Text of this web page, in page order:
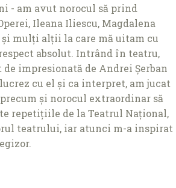
- am avut norocul să prind
Ileana Iliescu, Magdalena
și mulţi alţii la care mă uitam cu
absolut. Intrând în teatru,
de impresionată de Andrei Șerban
cu el și ca interpret, am jucat
și norocul extraordinar să
repetiţiile de la Teatrul Naţional,
teatrului, iar atunci m-a inspirat